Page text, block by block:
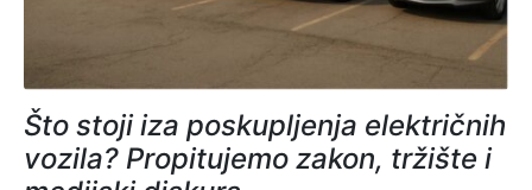
Što stoji iza poskupljenja električnih
vozila? Propitujemo zakon, tržište i